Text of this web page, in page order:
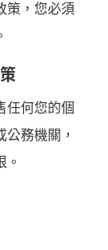
策，您必須
任何您的個
務機關，